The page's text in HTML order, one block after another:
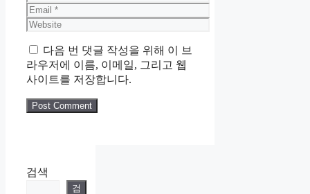
Email
Website
다음 번 댓글 작성을 위해 이 브
라우저에 이름, 이메일, 그리고 웹
사이트를 저장합니다.
검색
검